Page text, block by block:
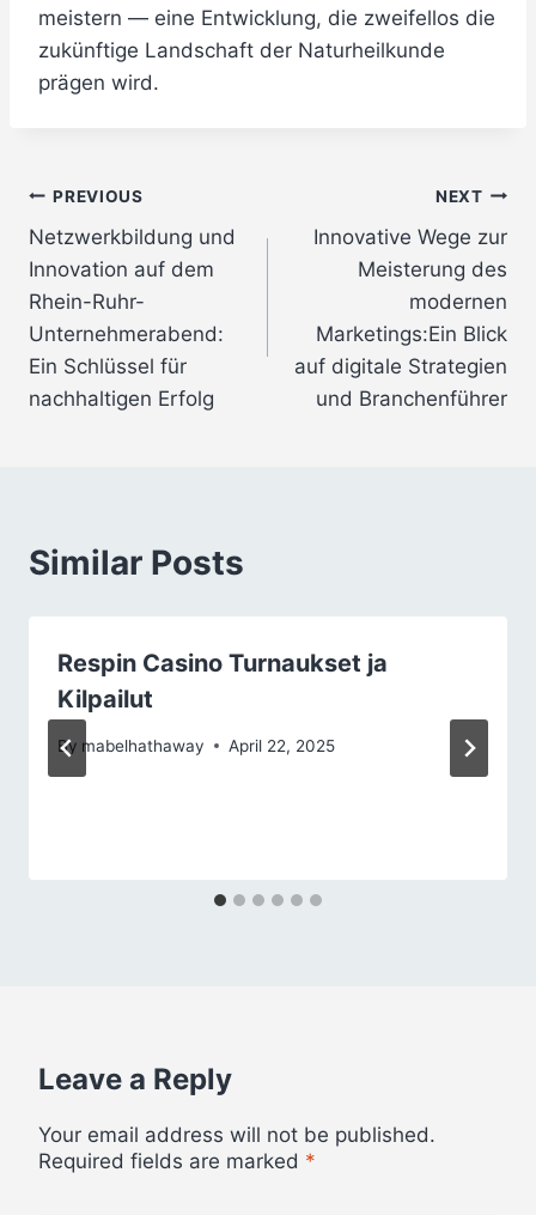
meistern — eine Entwicklung, die zweifellos die
zukünftige Landschaft der Naturheilkunde
prägen wird.
Post
navigation
PREVIOUS
Netzwerkbildung und
Innovation auf dem
Rhein-Ruhr-
Unternehmerabend:
Ein Schlüssel für
nachhaltigen Erfolg
NEXT
Innovative Wege zur
Meisterung des
modernen
Marketings:Ein Blick
auf digitale Strategien
und Branchenführer
Similar Posts
Respin Casino Turnaukset ja
Kilpailut
By mabelhathaway April 22, 2025
Leave a Reply
Your email address will not be published.
Required fields are marked *